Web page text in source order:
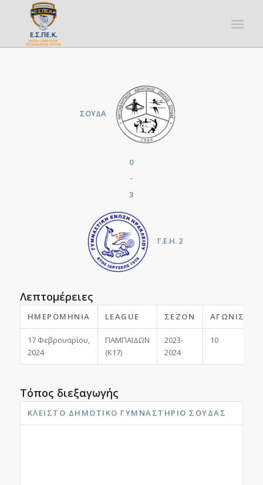
ΣΟΥΔΑ
0
-
3
Γ.Ε.Η. 2
Λεπτομέρειες
ΗΜΕΡΟΜΗΝΊΑ LEAGUE ΣΕΖΌΝ
17 Φεβρουαρίου,
2024
ΠΑΜΠΑΙΔΩΝ
(Κ17)
2023-
2024
10
Τόπος διεξαγωγής
ΚΛΕΙΣΤΌ ΔΗΜΟΤΙΚΌ ΓΥΜΝΑΣΤΉΡΙΟ ΣΟΎΔΑΣ